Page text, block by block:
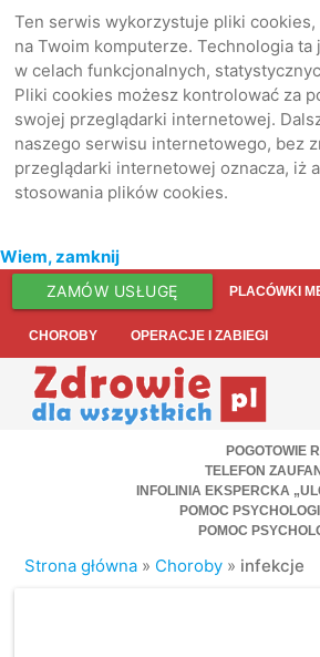
Ten serwis wykorzystuje pliki cookies,
na Twoim komputerze. Technologia
w celach funkcjonalnych,
Pliki cookies możesz kontrolować za
swojej przeglądarki internetowej.
naszego serwisu internetowego, bez
przeglądarki internetowej oznacza, iż
stosowania plików cookies.
Wiem, zamknij
ZAMÓW USŁUGĘ PLACÓWKI
CHOROBY OPERACJE I ZABIEGI
POGOTOWIE
TELEFON
INFOLINIA EKSPERCKA
POMOC
POMOC
Strona główna » Choroby » infekcje